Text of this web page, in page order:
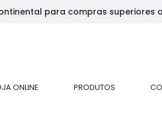
para compras superiores
ONLINE PRODUTOS